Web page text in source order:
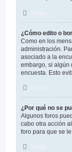
¿Cómo edito o
Como en los
administración.
asociado a la
embargo, si algún
encuesta. Esto
¿Por qué no se
Algunos foros
cabo otra acción
foro para que se